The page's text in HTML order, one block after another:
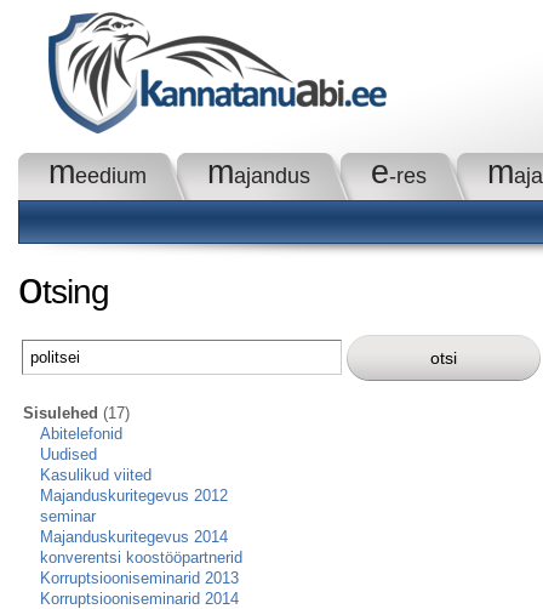
meedium majandus e-res m
otsing
Sisulehed (17)
Abitelefonid
Uudised
Kasulikud viited
Majanduskuritegevus 2012
seminar
Majanduskuritegevus 2014
konverentsi koostööpartnerid
Korruptsiooniseminarid 2013
Korruptsiooniseminarid 2014